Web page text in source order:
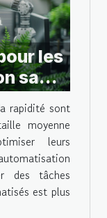
les
sans
en
rapidité sont
moyenne
leurs
des tâches
est plus